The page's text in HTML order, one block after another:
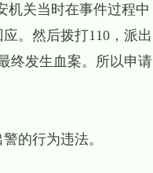
机关当时在事件过程中
。然后拨打110，派出
终发生血案。所以申请
的行为违法。